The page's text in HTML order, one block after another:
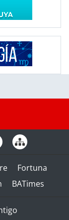
Fortuna
BATimes